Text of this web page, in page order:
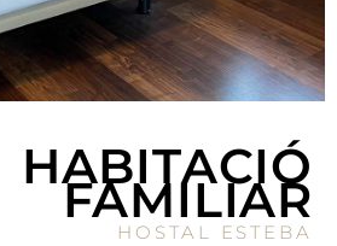
HABITACIÓ
FAMILIAR
HOSTAL ESTEBA